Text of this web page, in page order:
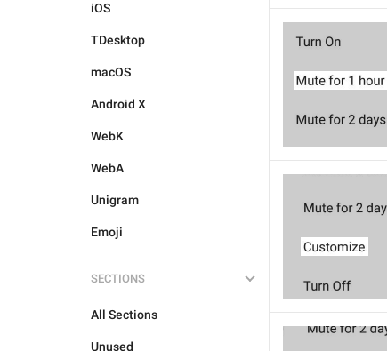
iOS
TDesktop
macOS
Android X
WebK
WebA
Unigram
Emoji
SECTIONS
All Sections
Unused